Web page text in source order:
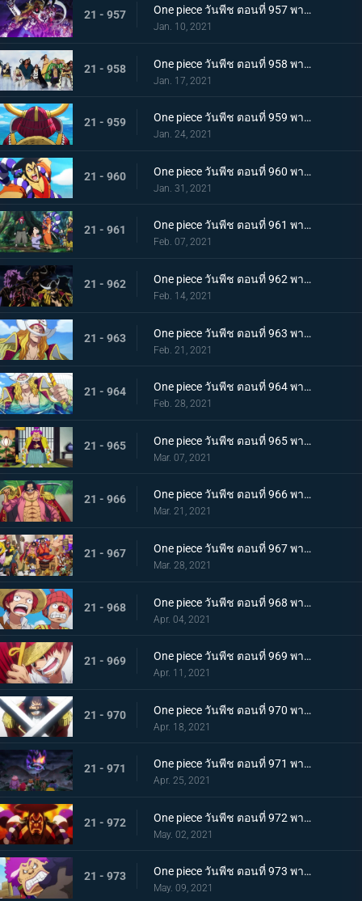
21 - 957 One piece วันพีช ตอนที่ 957 พากย์ไทย ข่าวใหญ่! เหตุการณ์ที่ส่งผลต่อ 7 เทพโจรสลัด!
Jan. 10, 2021
21 - 958 One piece วันพีช ตอนที่ 958 พากย์ไทย ตำนานการต่อสู้! การ์ปและโรเจอร์
Jan. 17, 2021
21 - 959 One piece วันพีช ตอนที่ 959 พากย์ไทย ท่าเรือที่นัดพบ! วะโนะคุนิองก์ 3 เริ่มแล้ว!
Jan. 24, 2021
21 - 960 One piece วันพีช ตอนที่ 960 พากย์ไทย ซามูไรอันดับหนึ่งของวะโนะคุนิ! โคสึกิ โอเด้ง มาแล้ว
Jan. 31, 2021
21 - 961 One piece วันพีช ตอนที่ 961 พากย์ไทย สาบานเป็นศิษย์ทั้งน้ำตา โอเด้งกับคินเอม่อน
Feb. 07, 2021
21 - 962 One piece วันพีช ตอนที่ 962 พากย์ไทย ชะตาชีวิตที่เปลี่ยนแปลง กลุ่มโจรสลัดหนวดขาวเกยตื้น!!
Feb. 14, 2021
21 - 963 One piece วันพีช ตอนที่ 963 พากย์ไทย ความมุ่งมั่นของโอเด้ง! การทดสอบของหนวดขาว!
Feb. 21, 2021
21 - 964 One piece วันพีช ตอนที่ 964 พากย์ไทย น้องชายของหนวดขาว! การผจญภัยของโอเด้ง!
Feb. 28, 2021
21 - 965 One piece วันพีช ตอนที่ 965 พากย์ไทย ดวลดาบ! โรเจอร์กับหนวดขาว!
Mar. 07, 2021
21 - 966 One piece วันพีช ตอนที่ 966 พากย์ไทย ความปรารถนาของโรเจอร์! การเดินทางครั้งใหม่
Mar. 21, 2021
21 - 967 One piece วันพีช ตอนที่ 967 พากย์ไทย อุทิศชีวิต! การผจญภัยของโรเจอร์!
Mar. 28, 2021
21 - 968 One piece วันพีช ตอนที่ 968 พากย์ไทย ราชาโจรสลัดถือกำเนิด ถึงแล้ว! เกาะสุดท้าย
Apr. 04, 2021
21 - 969 One piece วันพีช ตอนที่ 969 พากย์ไทย มุ่งสู่วะโนะคุนิ! โจรสลัดโรเจอร์สลายตัว!
Apr. 11, 2021
21 - 970 One piece วันพีช ตอนที่ 970 พากย์ไทย ข่าวร้าย เปิดยุคแห่งโจรสลัด
Apr. 18, 2021
21 - 971 One piece วันพีช ตอนที่ 971 พากย์ไทย บุก! โอเด้งและ 9 ปลอกดาบแดง
Apr. 25, 2021
21 - 972 One piece วันพีช ตอนที่ 972 พากย์ไทย ถึงเวลาตัดสิน! โอเด้งปะทะไคโด!
May. 02, 2021
21 - 973 One piece วันพีช ตอนที่ 973 พากย์ไทย ต้มจนตาย การต่อสู้ 1 ชั่วโมงของโอเด้ง
May. 09, 2021